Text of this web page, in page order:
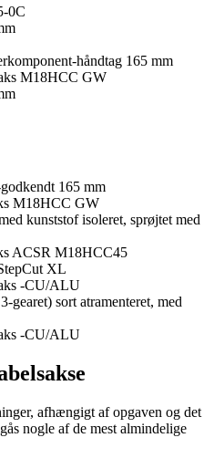
0C
håndtag 165 mm
M18HCC GW
165 mm
M18HCC GW
kunststof isoleret, sprøjtet med
ACSR M18HCC45
XL
-CU/ALU
gearet) sort atramenteret, med
-CU/ALU
afhængigt af opgaven og det
nogle af de mest almindelige